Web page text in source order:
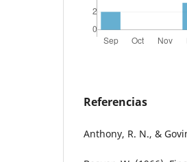
Referencias
Anthony, R. N., &